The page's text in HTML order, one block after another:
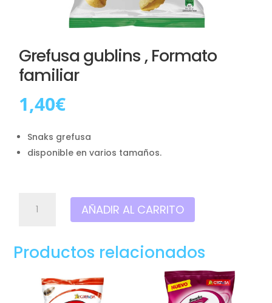
Grefusa gublins , Formato
familiar
1,40€
Snaks grefusa
disponible en varios tamaños.
gublins
familiar
AÑADIR AL CARRITO
Productos relacionados